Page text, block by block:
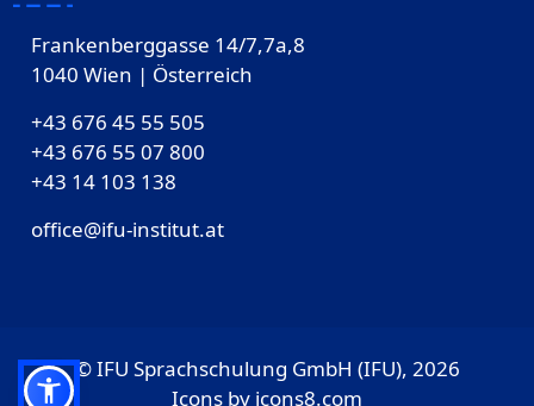
Frankenberggasse 14/7,7a,8
1040 Wien | Österreich
+43 676 45 55 505
+43 676 55 07 800
‎+43 14 103 138
office@ifu-institut.at
© IFU Sprachschulung GmbH (IFU), 2026
Icons by icons8.com